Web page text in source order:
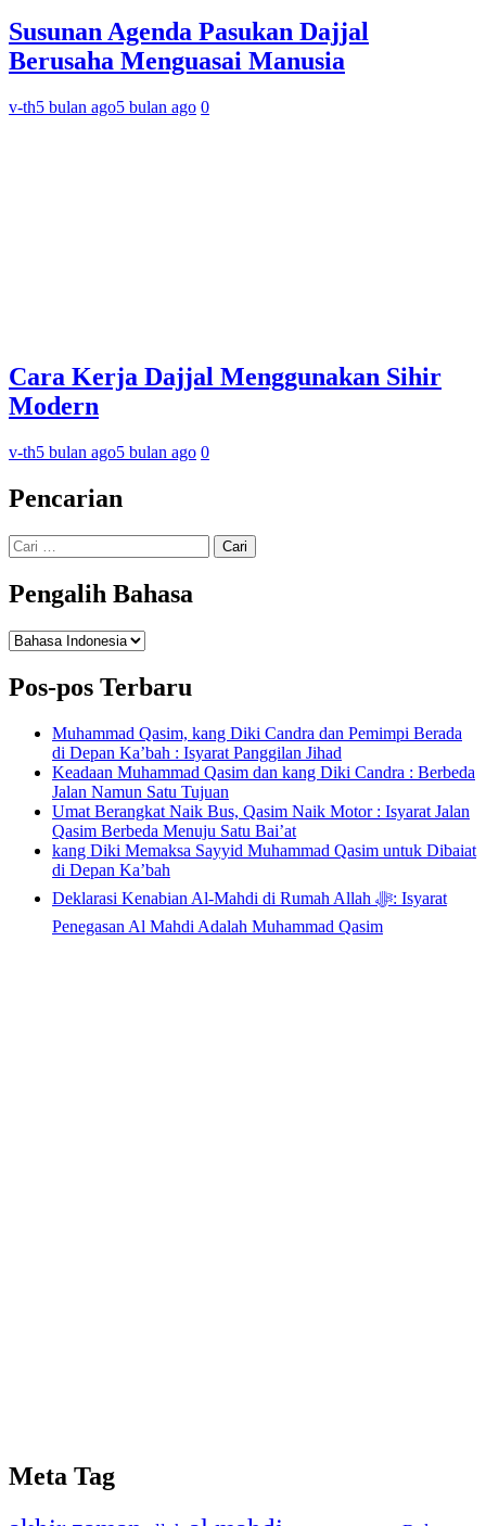
Susunan Agenda Pasukan Dajjal
Berusaha Menguasai Manusia
v-th5 bulan ago5 bulan ago 0
Cara Kerja Dajjal Menggunakan Sihir
Modern
v-th5 bulan ago5 bulan ago 0
Pencarian
Cari
untuk:
Pengalih Bahasa
Pengalih
Pos-pos Terbaru
Muhammad Qasim, kang Diki Candra dan Pemimpi Berada
di Depan Ka’bah : Isyarat Panggilan Jihad
Keadaan Muhammad Qasim dan kang Diki Candra : Berbeda
Jalan Namun Satu Tujuan
Umat Berangkat Naik Bus, Qasim Naik Motor : Isyarat Jalan
Qasim Berbeda Menuju Satu Bai’at
kang Diki Memaksa Sayyid Muhammad Qasim untuk Dibaiat
di Depan Ka’bah
Deklarasi Kenabian Al-Mahdi di Rumah Allah ﷻ: Isyarat
Penegasan Al Mahdi Adalah Muhammad Qasim
Meta Tag